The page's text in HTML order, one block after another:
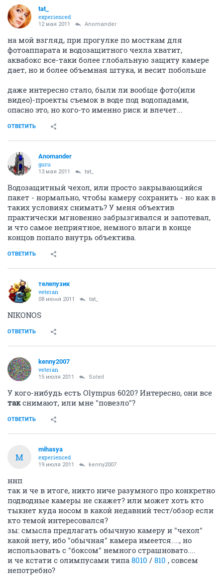
tat_
experienced
12 мая 2011 Anomander
на мой взгляд, при прогулке по мосткам для
фотоаппарата и водозащитного чехла хватит,
аквабокс все-таки более глобальную защиту камере
дает, но и более объемная штука, и весит побольше
даже интересно стало, были ли вообще фото(или
видео)-проекты съемок в воде под водопадами,
опасно это, но кого-то именно риск и влечет...
ОТВЕТИТЬ
Anomander
guru
13 мая 2011 tat_
Водозащитный чехол, или просто закрывающийся
пакет - нормально, чтобы камеру сохранить - но как в
таких условиях снимать? У меня объектив
практически мгновенно забрызгивался и запотевал,
и что самое неприятное, немного влаги в конце
концов попало внутрь объектива.
ОТВЕТИТЬ
телепузик
veteran
08 июня 2011 tat_
NIKONOS
ОТВЕТИТЬ
kenny2007
veteran
15 июля 2011 Soleil
У кого-нибудь есть Olympus 6020? Интересно, они все
такснимают, или мне "повезло"?
ОТВЕТИТЬ
M
mihasya
experienced
19 июля 2011 kenny2007
ннп
так и че в итоге, никто ниче разумного про конкретно
подводные камеры не скажет? или может хоть кто
тыкнет куда носом в какой недавний тест/обзор если
кто темой интересовался?
зы: смысла предлагать обычную камеру и "чехол"
какой нету, ибо "обычная" камера имеется...., но
использовать с "боксом" немного страшновато....
и че кстати с олимпусами типа 8010 / 810 , совсем
непотребно?